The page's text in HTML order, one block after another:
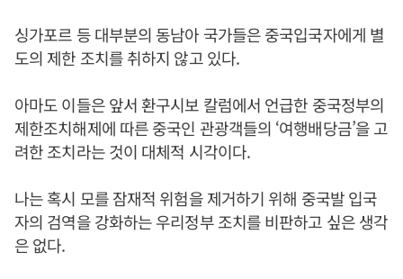
싱가포르 등 대부분의 동남아 국가들은 중국입국자에게 별
도의 제한 조치를 취하지 않고 있다.
아마도 이들은 앞서 환구시보 칼럼에서 언급한 중국정부의
제한조치해제에 따른 중국인 관광객들의 ‘여행배당금’을 고
려한 조치라는 것이 대체적 시각이다.
나는 혹시 모를 잠재적 위험을 제거하기 위해 중국발 입국
자의 검역을 강화하는 우리정부 조치를 비판하고 싶은 생각
은 없다.